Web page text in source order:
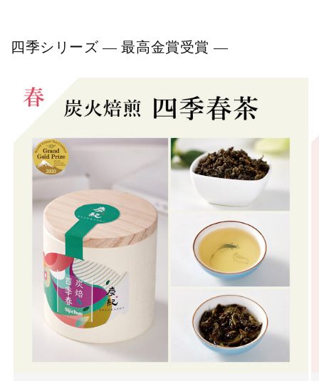
四季シリーズ ― 最高金賞受賞 ―